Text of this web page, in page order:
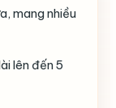
mang nhiều
lên đến 5